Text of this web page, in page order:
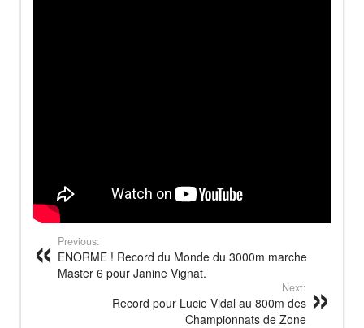
Previous:
ENORME ! Record du Monde du 3000m marche
Master 6 pour Janine Vignat.
Next:
Record pour Lucie Vidal au 800m des
Championnats de Zone